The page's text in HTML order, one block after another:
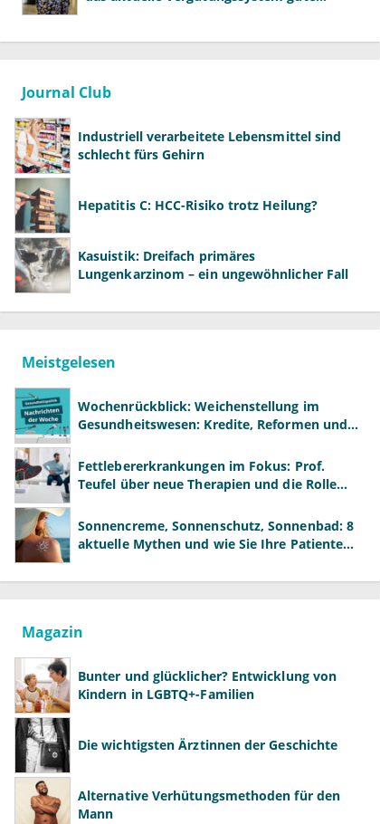
Journal Club
Industriell verarbeitete Lebensmittel sind
schlecht fürs Gehirn
Hepatitis C: HCC-Risiko trotz Heilung?
Kasuistik: Dreifach primäres
Lungenkarzinom – ein ungewöhnlicher Fall
Meistgelesen
Wochenrückblick: Weichenstellung im
Gesundheitswesen: Kredite, Reformen und
Fettlebererkrankungen im Fokus: Prof.
Teufel über neue Therapien und die Rolle
Sonnencreme, Sonnenschutz, Sonnenbad: 8
aktuelle Mythen und wie Sie Ihre Patienten
Magazin
Bunter und glücklicher? Entwicklung von
Kindern in LGBTQ+-Familien
Die wichtigsten Ärztinnen der Geschichte
Alternative Verhütungsmethoden für den
Mann